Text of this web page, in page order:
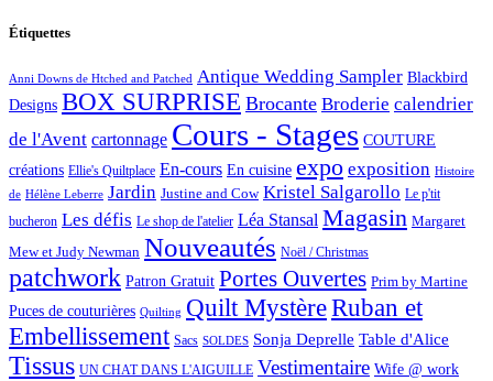
Étiquettes
Anni Downs de Htched and Patched Antique Wedding Sampler Blackbird
Designs BOX SURPRISE Brocante Broderie calendrier
de l'Avent cartonnage Cours - Stages COUTURE
créations Ellie's Quiltplace En-cours En cuisine expo exposition Histoire
de Hélène Leberre Jardin Justine and Cow Kristel Salgarollo Le p'tit
bucheron Les défis Le shop de l'atelier Léa Stansal Magasin Margaret
Mew et Judy Newman Nouveautés Noël / Christmas
patchwork Patron Gratuit Portes Ouvertes Prim by Martine
Puces de couturières Quilting Quilt MystèreRuban et
Embellissement Sacs SOLDES Sonja Deprelle Table d'Alice
Tissus UN CHAT DANS L'AIGUILLE Vestimentaire Wife @ work